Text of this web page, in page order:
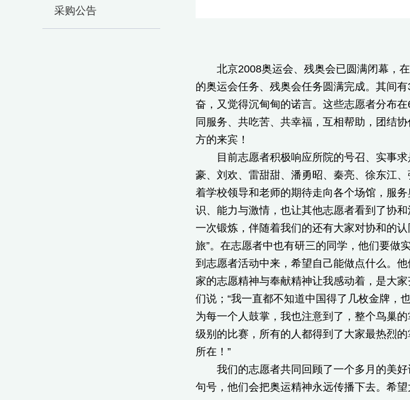
采购公告
北京2008奥运会、残奥会已圆满闭幕，在
的奥运会任务、残奥会任务圆满完成。其间
奋，又觉得沉甸甸的诺言。这些志愿者分布
同服务、共吃苦、共幸福，互相帮助，团结
方的来宾！
目前志愿者积极响应所院的号召、实事求
豪、刘欢、雷甜甜、潘勇昭、秦亮、徐东江
着学校领导和老师的期待走向各个场馆，服
识、能力与激情，也让其他志愿者看到了协
一次锻炼，伴随着我们的还有大家对协和的
旅”。在志愿者中也有研三的同学，他们要做
到志愿者活动中来，希望自己能做点什么。
家的志愿精神与奉献精神让我感动着，是大
们说；“我一直都不知道中国得了几枚金牌，
为每一个人鼓掌，我也注意到了，整个鸟巢
级别的比赛，所有的人都得到了大家最热烈
所在！”
我们的志愿者共同回顾了一个多月的美好
句号，他们会把奥运精神永远传播下去。希